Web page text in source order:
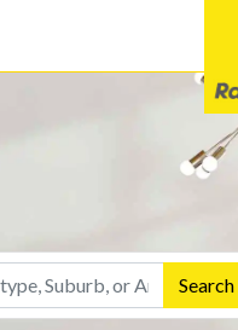
Search